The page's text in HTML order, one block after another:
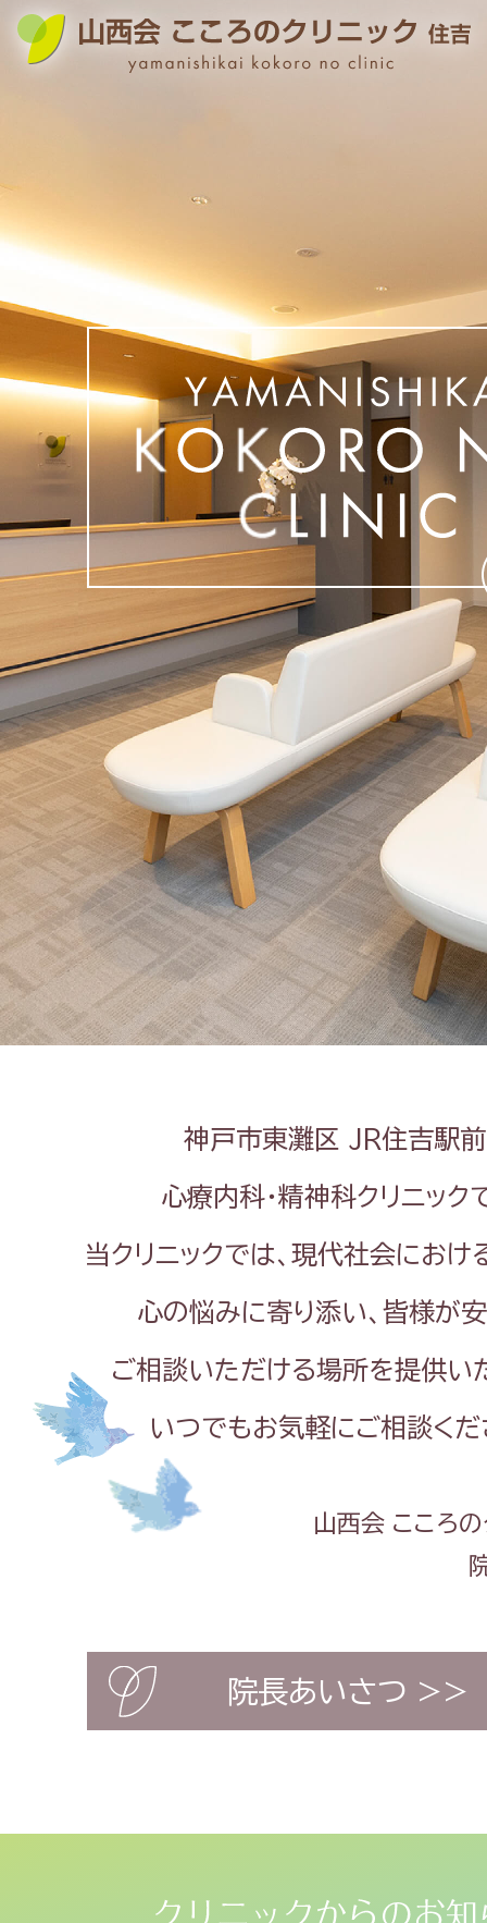
神戸市東灘区 JR住吉駅
心療内科・精神科クリニック
当クリニックでは、現代社会におけ
心の悩みに寄り添い、皆様が
ご相談いただける場所を提供い
いつでもお気軽にご相談くだ
山西会 こころの
院長あいさつ >>